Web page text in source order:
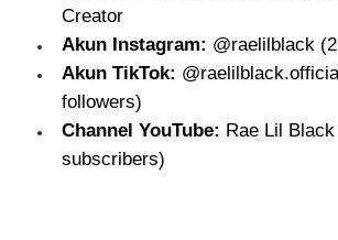
Creator
Akun Instagram: @raelilblack
Akun TikTok:
followers)
Channel YouTube: Rae Lil
subscribers)